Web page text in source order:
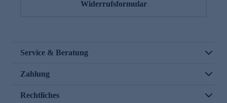
Widerrufsformular
Service & Beratung
Zahlung
Rechtliches